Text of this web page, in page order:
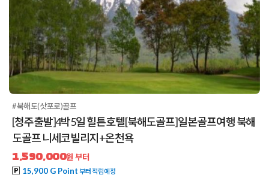
#북해도(삿포로)골프
[청주출발]4박5일 힐튼호텔[북해도골프]일본골프여행 북해
도골프 니세코빌리지+온천욕
1,590,000원 부터
15,900 G Point 부터 적립예정